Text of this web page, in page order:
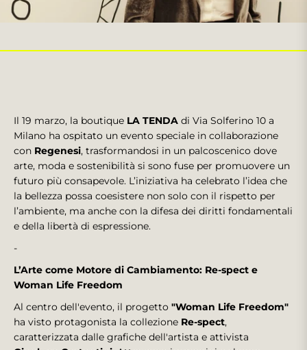
Il 19 marzo, la boutique LA TENDA di Via Solferino 10 a
Milano ha ospitato un evento speciale in collaborazione
con Regenesi, trasformandosi in un palcoscenico dove
arte, moda e sostenibilità si sono fuse per promuovere un
futuro più consapevole. L’iniziativa ha celebrato l’idea che
la bellezza possa coesistere non solo con il rispetto per
l’ambiente, ma anche con la difesa dei diritti fondamentali
e della libertà di espressione.
-
L’Arte come Motore di Cambiamento: Re-spect e
Woman Life Freedom
Al centro dell'evento, il progetto "Woman Life Freedom"
ha visto protagonista la collezione Re-spect,
caratterizzata dalle grafiche dell'artista e attivista